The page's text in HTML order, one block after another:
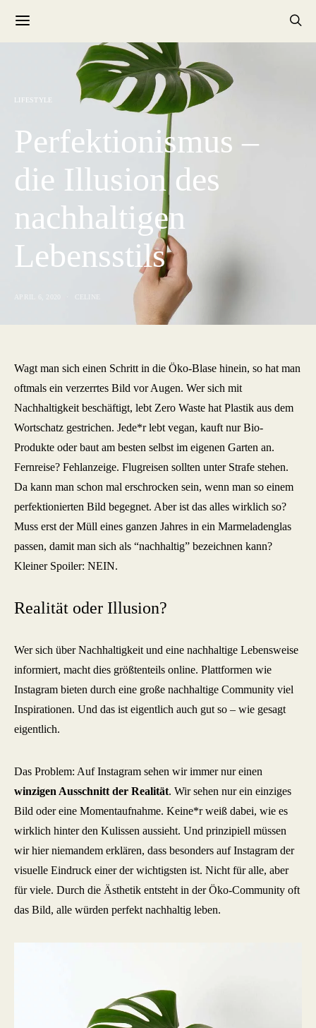
LIFESTYLE
Perfektionismus –
die Illusion des
nachhaltigen
Lebensstils
APRIL 6, 2020 CELINE
Wagt man sich einen Schritt in die Öko-Blase hinein, so hat man
oftmals ein verzerrtes Bild vor Augen. Wer sich mit
Nachhaltigkeit beschäftigt, lebt Zero Waste hat Plastik aus dem
Wortschatz gestrichen. Jede*r lebt vegan, kauft nur Bio-
Produkte oder baut am besten selbst im eigenen Garten an.
Fernreise? Fehlanzeige. Flugreisen sollten unter Strafe stehen.
Da kann man schon mal erschrocken sein, wenn man so einem
perfektionierten Bild begegnet. Aber ist das alles wirklich so?
Muss erst der Müll eines ganzen Jahres in ein Marmeladenglas
passen, damit man sich als “nachhaltig” bezeichnen kann?
Kleiner Spoiler: NEIN.
Realität oder Illusion?
Wer sich über Nachhaltigkeit und eine nachhaltige Lebensweise
informiert, macht dies größtenteils online. Plattformen wie
Instagram bieten durch eine große nachhaltige Community viel
Inspirationen. Und das ist eigentlich auch gut so – wie gesagt
eigentlich.
Das Problem: Auf Instagram sehen wir immer nur einen
winzigen Ausschnitt der Realität. Wir sehen nur ein einziges
Bild oder eine Momentaufnahme. Keine*r weiß dabei, wie es
wirklich hinter den Kulissen aussieht. Und prinzipiell müssen
wir hier niemandem erklären, dass besonders auf Instagram der
visuelle Eindruck einer der wichtigsten ist. Nicht für alle, aber
für viele. Durch die Ästhetik entsteht in der Öko-Community oft
das Bild, alle würden perfekt nachhaltig leben.